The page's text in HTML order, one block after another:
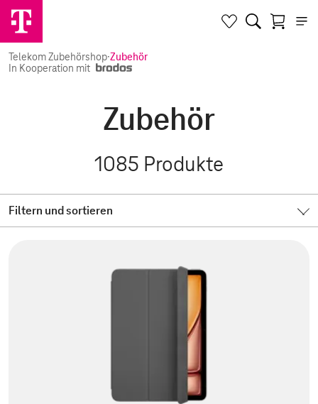
Telekom Zubehörshop·Zubehör
In Kooperation mit
Zubehör
1085 Produkte
Filtern und sortieren